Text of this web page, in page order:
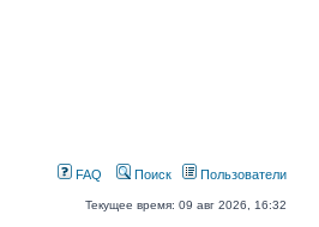
FAQ Поиск Пользователи
Текущее время: 09 авг 2026, 16:32